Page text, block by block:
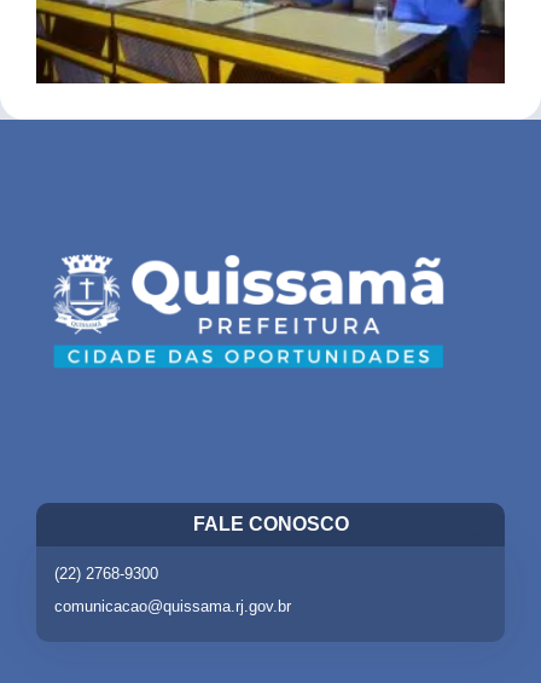
FALE CONOSCO
(22) 2768-9300
comunicacao@quissama.rj.gov.br